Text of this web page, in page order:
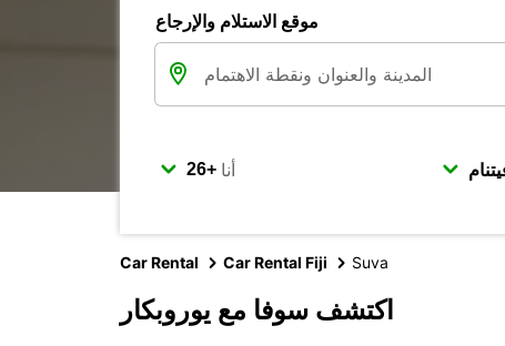
موقع الاستلام والإرجاع
أنا
Car Rental Car Rental Fiji Suva
اكتشف سوفا مع يوروبكار